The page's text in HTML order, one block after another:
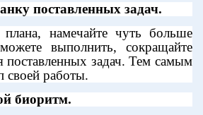
поставленных задач.
намечайте чуть больше
выполнить, сокращайте
поставленных задач. Тем самым
своей работы.
биоритм.